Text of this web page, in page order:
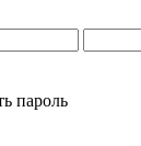
пароль